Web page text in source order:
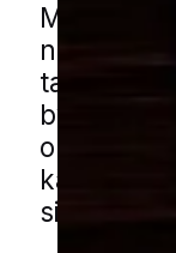
Mus kan
når de
tæt på
områder
kan de
sig rundt